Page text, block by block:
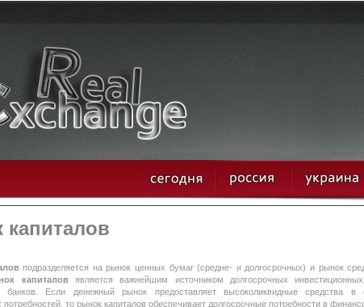
подразделяется на рынок ценных бумаг (средне- и долгосрочных) и рынок
капиталовявляется важнейшим источником долгосрочных
банков. Если денежный рынок предоставляет высоколиквидные средства в
потребностей, то рынок капиталов обеспечивает долгосрочные потребности в